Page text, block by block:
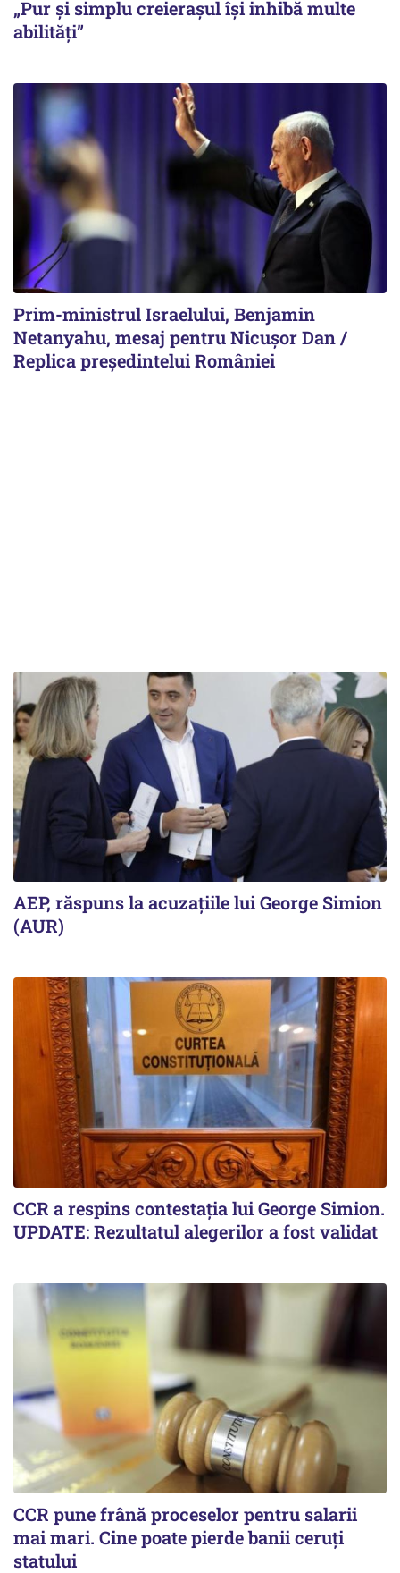
„Pur și simplu creierașul își inhibă multe
abilități”
Prim-ministrul Israelului, Benjamin
Netanyahu, mesaj pentru Nicușor Dan /
Replica președintelui României
AEP, răspuns la acuzațiile lui George Simion
(AUR)
CCR a respins contestația lui George Simion.
UPDATE: Rezultatul alegerilor a fost validat
CCR pune frână proceselor pentru salarii
mai mari. Cine poate pierde banii ceruți
statului